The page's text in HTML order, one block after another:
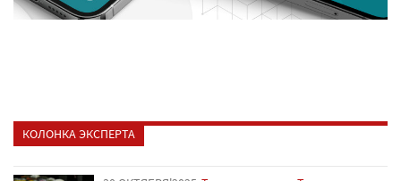
КОЛОНКА ЭКСПЕРТА